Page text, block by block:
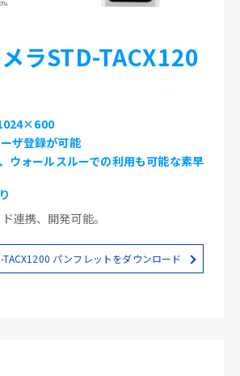
ラSTD-TACX120
ザ登録が可能
ウォールスルーでの利用も可能な素早
連携、開発可能。
TACX1200 パンフレットをダウンロード